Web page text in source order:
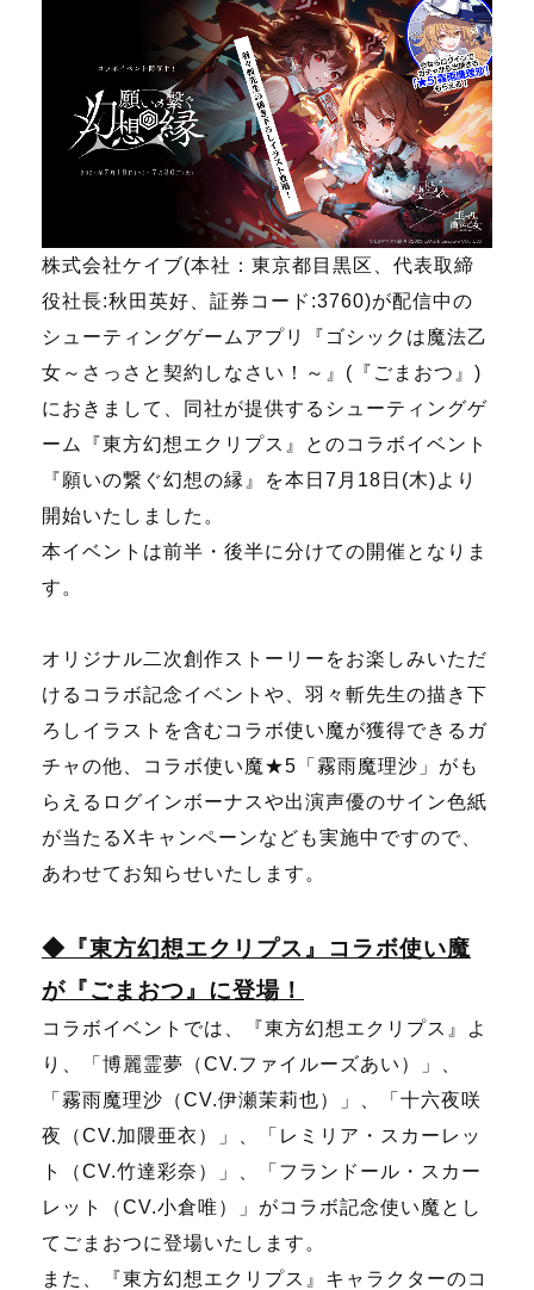
株式会社ケイブ(本社：東京都目黒区、代表取締
役社長:秋田英好、 証券コード :3760)が配信中の
シューティングゲームアプリ『ゴシックは魔法乙
女～さっさと契約しなさい！～』(『ごまおつ』)
におきまして、同社が提供するシューティングゲ
ーム『東方幻想エクリプス』とのコラボイベント
『願いの繋ぐ幻想の縁』を本日7月18日(木)より
開始いたしました。
本イベントは前半・後半に分けての開催となりま
す。
オリジナル二次創作ストーリーをお楽しみいただ
けるコラボ記念イベントや、羽々斬先生の描き下
ろしイラストを含むコラボ使い魔が獲得できるガ
チャの他、コラボ使い魔★5「霧雨魔理沙」がも
らえるログインボーナスや出演声優のサイン色紙
が当たるXキャンペーンなども実施中ですので、
あわせてお知らせいたします。
◆『東方幻想エクリプス』コラボ使い魔
が『ごまおつ』に登場！
コラボイベントでは、『東方幻想エクリプス』よ
り、「 博麗霊夢（CV.ファイルーズあい）
」、
「霧雨魔理沙 （CV.伊瀬茉莉也）」、「十六夜咲
夜
（CV.加隈亜衣）」、「レミリア・スカーレッ
ト
（CV.竹達彩奈）」、「フランドール・スカー
レット
（CV.小倉唯）」がコラボ記念使い魔とし
てごまおつに登場いたします。
また、『東方幻想エクリプス』キャラクターのコ